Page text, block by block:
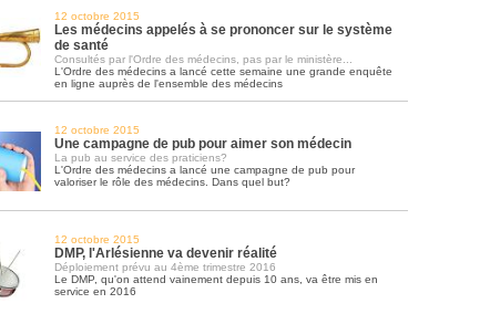
12 octobre 2015
Les médecins appelés à se prononcer sur le système
de santé
Consultés par l'Ordre des médecins, pas par le ministère...
L'Ordre des médecins a lancé cette semaine une grande enquête
en ligne auprès de l'ensemble des médecins
12 octobre 2015
Une campagne de pub pour aimer son médecin
La pub au service des praticiens?
L'Ordre des médecins a lancé une campagne de pub pour
valoriser le rôle des médecins. Dans quel but?
12 octobre 2015
DMP, l'Arlésienne va devenir réalité
Déploiement prévu au 4ème trimestre 2016
Le DMP, qu'on attend vainement depuis 10 ans, va être mis en
service en 2016